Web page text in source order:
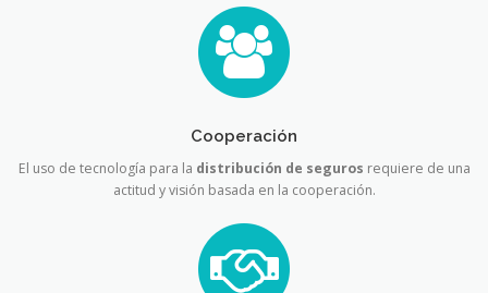
Cooperación
El uso de tecnología para la distribución de seguros requiere de una
actitud y visión basada en la cooperación.